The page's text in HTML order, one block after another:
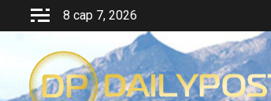
8 сар 7, 2026